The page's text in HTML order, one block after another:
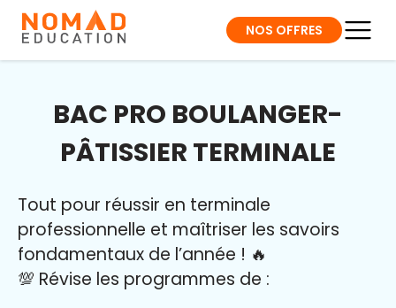
NOS OFFRES
BAC PRO BOULANGER-
PÂTISSIER TERMINALE
Tout pour réussir en terminale
professionnelle et maîtriser les savoirs
fondamentaux de l’année ! 🔥
💯 Révise les programmes de :